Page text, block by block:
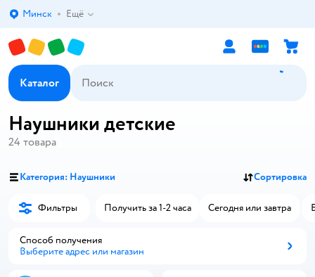
Выбор адреса доставки.
Минск Ещё
Каталог
Наушники детские
24 товара
Категория: Наушники Сортировка
Фильтры Получить за 1-2 часа Сегодня или завтра
Способ получения
Выберите адрес или магазин